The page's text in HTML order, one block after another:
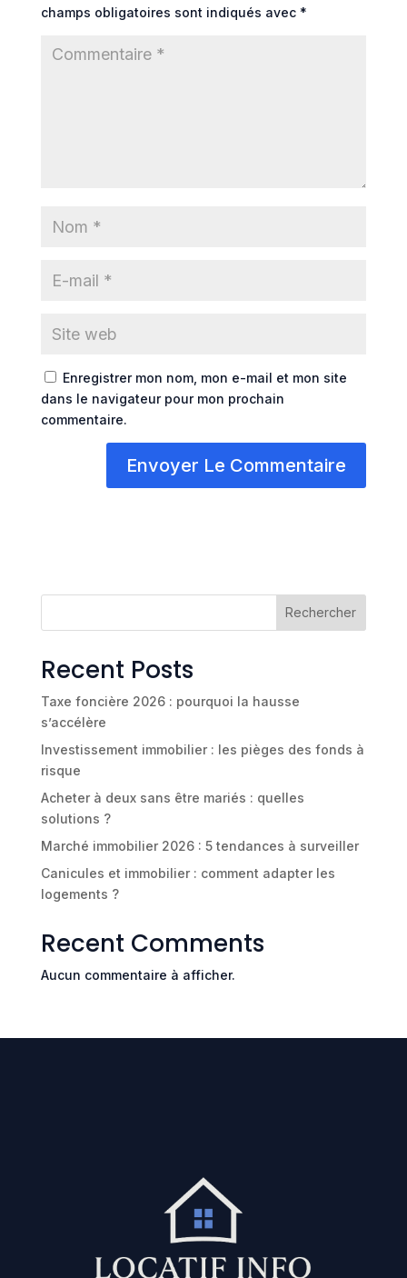
champs obligatoires sont indiqués avec *
Enregistrer mon nom, mon e-mail et mon site
dans le navigateur pour mon prochain
commentaire.
Rechercher
Recent Posts
Taxe foncière 2026 : pourquoi la hausse
s’accélère
Investissement immobilier : les pièges des fonds à
risque
Acheter à deux sans être mariés : quelles
solutions ?
Marché immobilier 2026 : 5 tendances à surveiller
Canicules et immobilier : comment adapter les
logements ?
Recent Comments
Aucun commentaire à afficher.